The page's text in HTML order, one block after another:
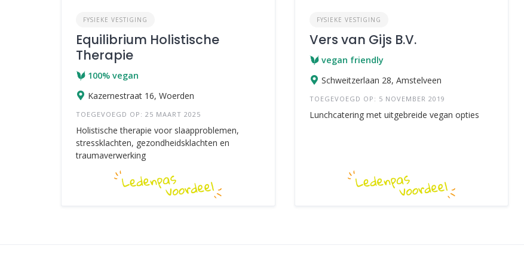
FYSIEKE VESTIGING
Equilibrium Holistische
Therapie
100% vegan
Kazernestraat 16, Woerden
TOEGEVOEGD OP: 25 MAART 2025
Holistische therapie voor slaapproblemen,
stressklachten, gezondheidsklachten en
traumaverwerking
FYSIEKE VESTIGING
Vers van Gijs B.V.
vegan friendly
Schweitzerlaan 28, Amstelveen
TOEGEVOEGD OP: 5 NOVEMBER 2019
Lunchcatering met uitgebreide vegan opties